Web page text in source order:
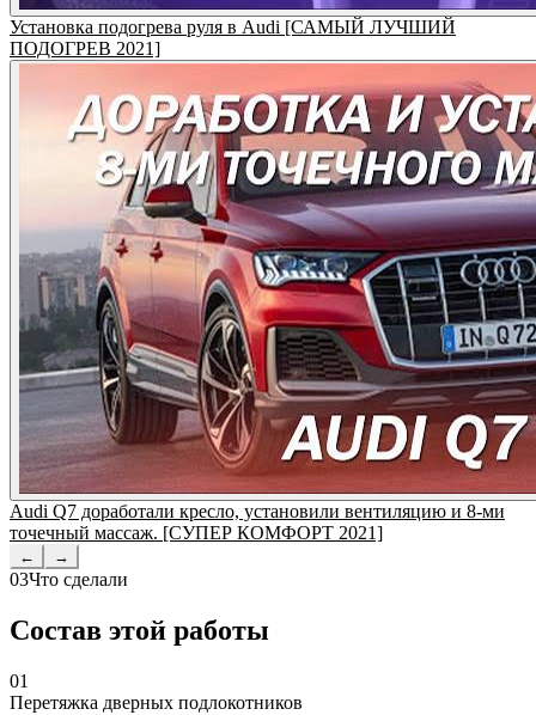
Установка подогрева руля в Audi [САМЫЙ ЛУЧШИЙ
ПОДОГРЕВ 2021]
Audi Q7 доработали кресло, установили вентиляцию и 8-ми
точечный массаж. [СУПЕР КОМФОРТ 2021]
← →
03Что сделали
Состав этой работы
01
Перетяжка дверных подлокотников